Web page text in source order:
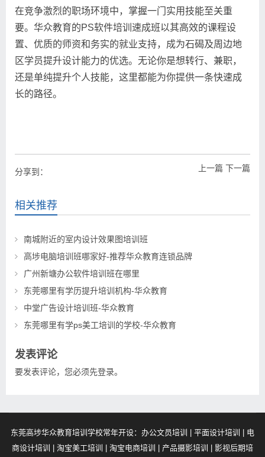
在竞争激烈的职场环境中，掌握一门实用技能至关重
要。华众教育的PS软件培训速成班以其高效的课程设
置、优质的师资和务实的就业支持，成为石碣及周边地
区学员提升设计能力的优选。无论你是想转行、兼职，
还是单纯提升个人技能，这里都能为你提供一条快速成
长的路径。
上一篇 下一篇
分享到：
相关推荐
南城附近的室内设计效果图培训班
高埗电脑培训班哪家好-推荐华众教育连锁品牌
广州新塘办公软件培训班在哪里
东莞哪里有学历提升培训机构-华众教育
中堂广告设计培训班-华众教育
东莞哪里有学ps美工培训的学校-华众教育
发表评论
要发表评论，您必须先登录。
东莞高埗华众教育培训学校常年开设：办公文员培训 | 平面设计培训 | 电
商设计培训 | 淘宝美工培训 | 淘宝电商培训 | 产品摄影培训 | 影视后期培